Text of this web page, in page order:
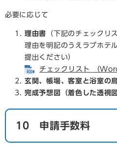
必要に応じて
理由書 （下記のチェックリ
理由を明記のうえラブホテ
提出ください）
チェックリスト （
玄関、帳場、客室と浴室の
完成予想図（着色した透視図
10 申請手数料